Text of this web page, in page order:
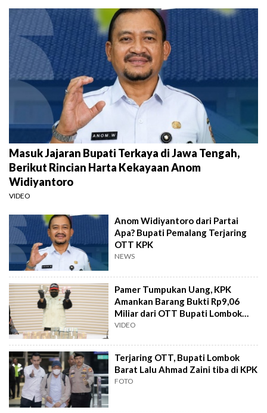
Masuk Jajaran Bupati Terkaya di Jawa Tengah,
Berikut Rincian Harta Kekayaan Anom
Widiyantoro
VIDEO
Anom Widiyantoro dari Partai
Apa? Bupati Pemalang Terjaring
OTT KPK
NEWS
Pamer Tumpukan Uang, KPK
Amankan Barang Bukti Rp9,06
Miliar dari OTT Bupati Lombok
Barat
VIDEO
Terjaring OTT, Bupati Lombok
Barat Lalu Ahmad Zaini tiba di KPK
FOTO